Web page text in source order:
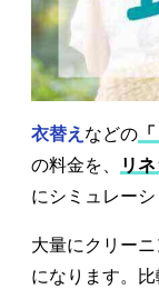
衣替え などの
の料金を、
リ
にシミュレーシ
大量にクリー
になります。